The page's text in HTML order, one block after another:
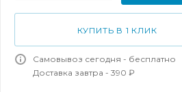
КУПИТЬ В 1 КЛИК
Самовывоз сегодня - бесплатно
Доставка завтра - 390 ₽